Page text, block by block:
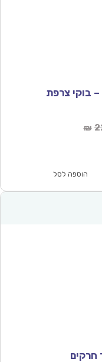
– בוקי צרפת
₪
הוספה לסל
חרקים